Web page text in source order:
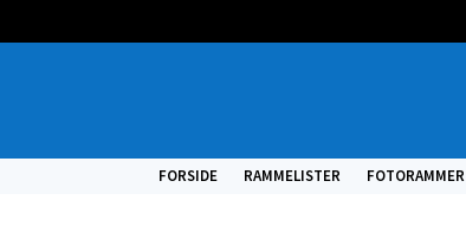
FORSIDE RAMMELISTER FOTORAMMER